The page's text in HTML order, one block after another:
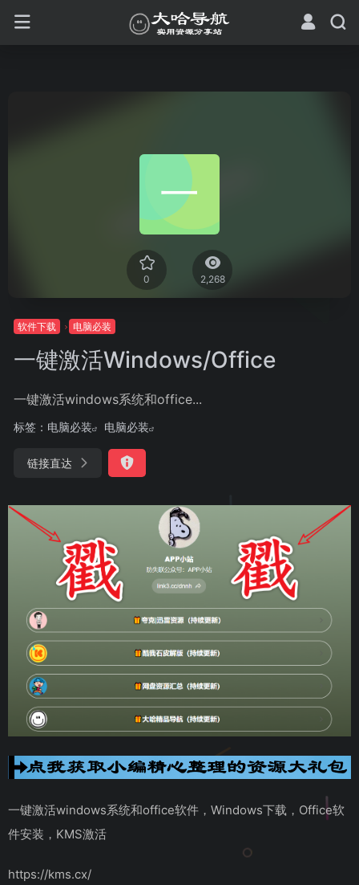
0 2,268
软件下载 电脑必装
一键激活Windows/Office
一键激活windows系统和office...
标签： 电脑必装 电脑必装
链接直达
一键激活windows系统和office软件，Windows下载，Office软
件安装，KMS激活
https://kms.cx/